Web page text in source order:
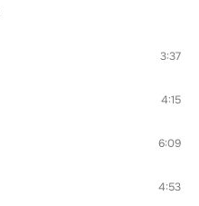
3:37
4:15
6:09
4:53